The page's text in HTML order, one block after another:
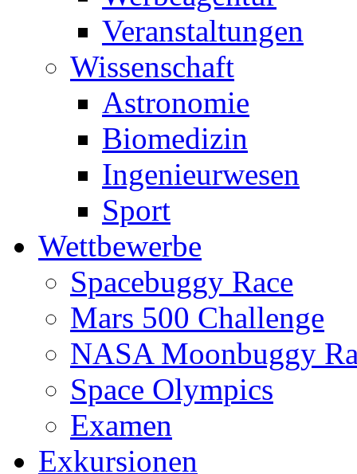
Veranstaltungen
Wissenschaft
Astronomie
Biomedizin
Ingenieurwesen
Sport
Wettbewerbe
Spacebuggy Race
Mars 500 Challenge
NASA Moonbuggy
Space Olympics
Examen
Exkursionen